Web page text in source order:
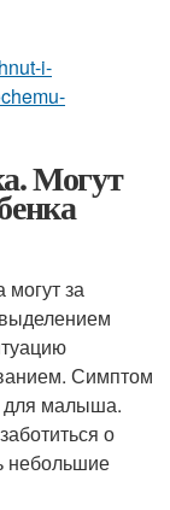
i-
Могут
за
Симптом
для малыша.
о
небольшие